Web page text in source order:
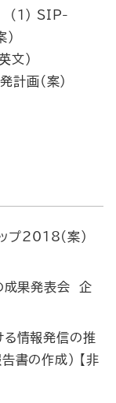
(１) SIP-
文）
画（案）
ップ2018(案)
成果発表会 企
る情報発信の推
書の作成） 【非